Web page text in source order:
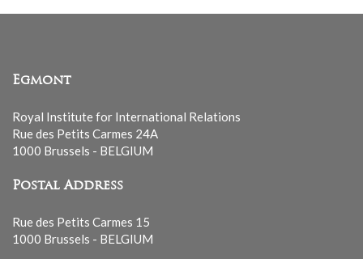
Egmont
Royal Institute for International Relations
Rue des Petits Carmes 24A
1000 Brussels - BELGIUM
Postal Address
Rue des Petits Carmes 15
1000 Brussels - BELGIUM